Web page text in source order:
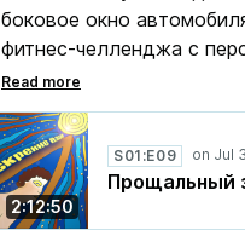
боковое окно
фитнес-челленджа с
Они говорили о
значимости режима сна.
физической форме и
продуктов и БАДы. В
технологий, таких как
процесса и
2:12:50
S01:E09
Прощальный